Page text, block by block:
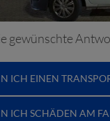
gewünschte
ICH EINEN
ICH SCHÄDEN AM